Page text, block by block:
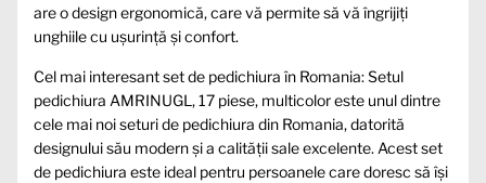
are o design ergonomică, care vă permite să vă îngrijiți
unghiile cu ușurință și confort.
Cel mai interesant set de pedichiura în Romania: Setul
pedichiura AMRINUGL, 17 piese, multicolor este unul dintre
cele mai noi seturi de pedichiura din Romania, datorită
designului său modern și a calității sale excelente. Acest set
de pedichiura este ideal pentru persoanele care doresc să își